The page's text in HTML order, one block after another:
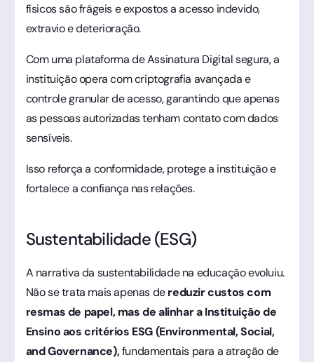
físicos são frágeis e expostos a acesso indevido,
extravio e deterioração.
Com uma plataforma de Assinatura Digital segura, a
instituição opera com criptografia avançada e
controle granular de acesso, garantindo que apenas
as pessoas autorizadas tenham contato com dados
sensíveis.
Isso reforça a conformidade, protege a instituição e
fortalece a confiança nas relações.
Sustentabilidade (ESG)
A narrativa da sustentabilidade na educação evoluiu.
Não se trata mais apenas dereduzir custos com
resmas de papel, mas de alinhar a Instituição de
Ensino aos critérios ESG (Environmental, Social,
and Governance),fundamentais para a atração de